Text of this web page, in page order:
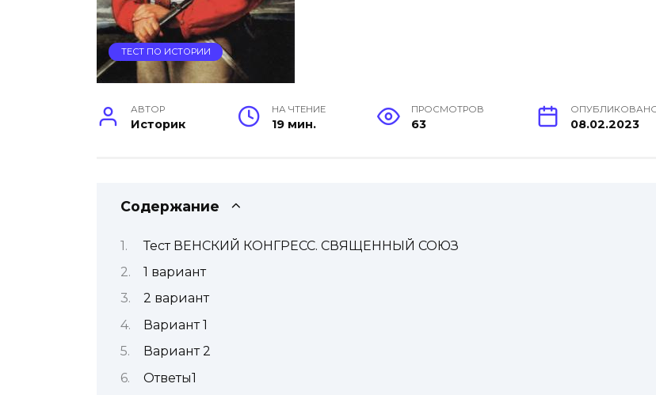
ТЕСТ ПО ИСТОРИИ
АВТОР
Историк
НА ЧТЕНИЕ
19 мин.
ПРОСМОТРОВ
63 08.02.2023
Содержание
Тест ВЕНСКИЙ КОНГРЕСС. СВЯЩЕННЫЙ СОЮЗ
1 вариант
2 вариант
Вариант 1
Вариант 2
Ответы1